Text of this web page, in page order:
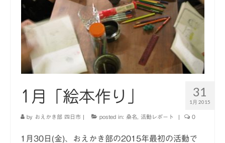
31
1月 2015
1月「絵本作り」
by おえかき部 四日市 | posted in: 桑名 活動レポート | 0
1月30日(金)、おえかき部の2015年最初の活動で